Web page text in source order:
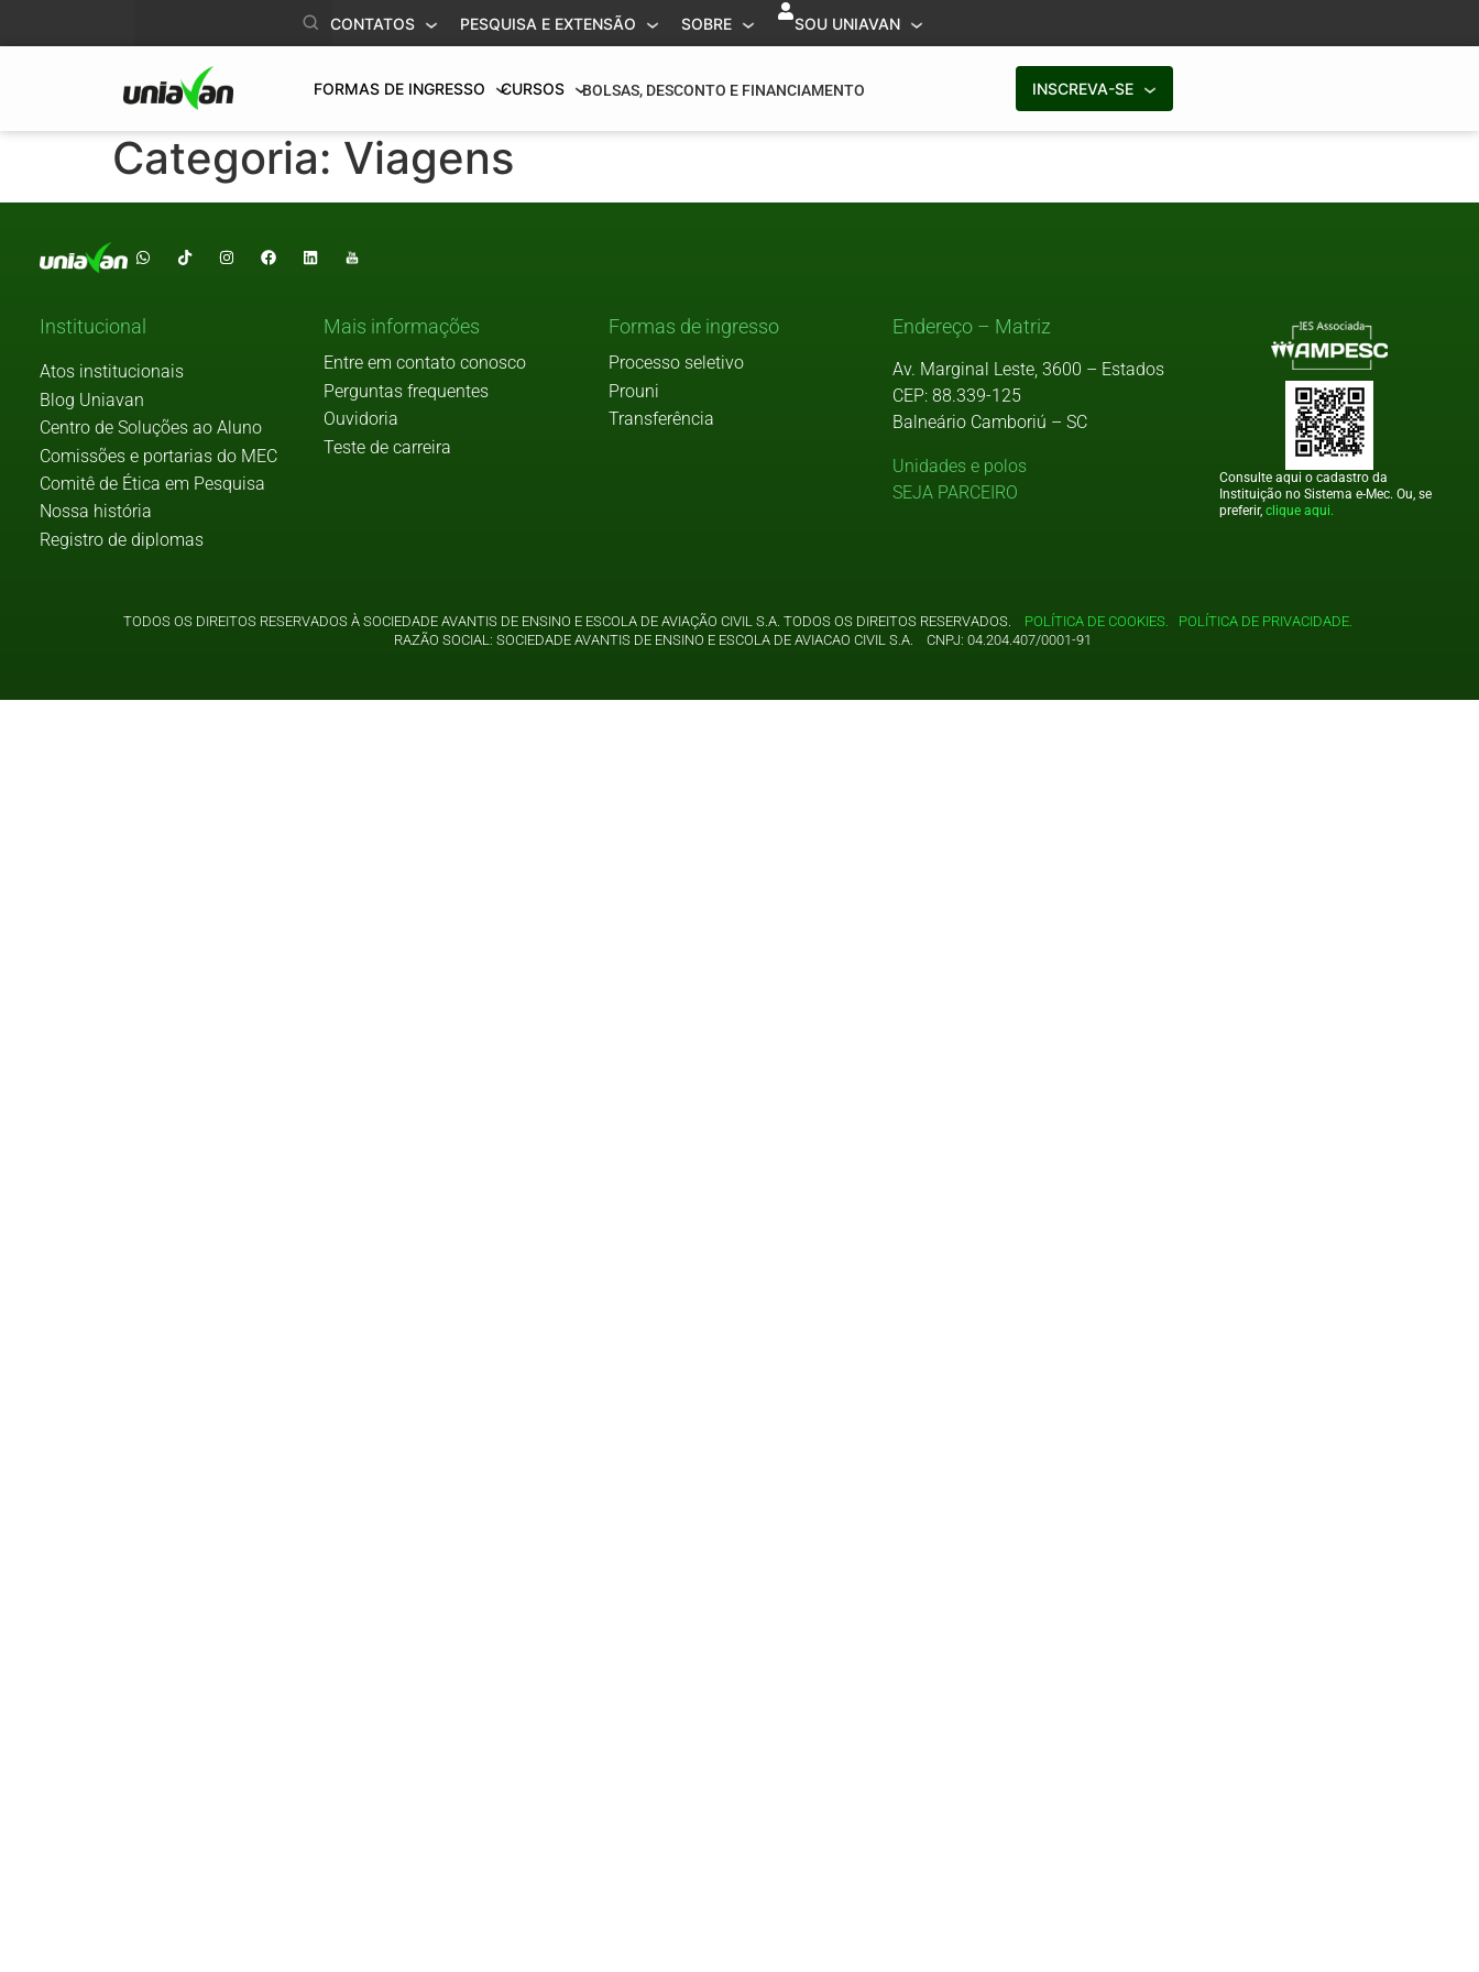
CONTATOS PESQUISA E EXTENSÃO SOBRE SOU UNIAVAN
FORMAS DE INGRESSO CURSOS BOLSAS, DESCONTO E FINANCIAMENTO INSCREVA-SE
Categoria: Viagens
Institucional
Atos institucionais
Blog Uniavan
Centro de Soluções ao Aluno
Comissões e portarias do MEC
Comitê de Ética em Pesquisa
Nossa história
Registro de diplomas
Mais informações
Entre em contato conosco
Perguntas frequentes
Ouvidoria
Teste de carreira
Formas de ingresso
Processo seletivo
Prouni
Transferência
Endereço – Matriz
Av. Marginal Leste, 3600 – Estados
CEP: 88.339-125
Balneário Camboriú – SC
Unidades e polos
SEJA PARCEIRO
Consulte aqui o cadastro da
Instituição no Sistema e-Mec. Ou, se
preferir,clique aqui.
TODOS OS DIREITOS RESERVADOS À SOCIEDADE AVANTIS DE ENSINO E ESCOLA DE AVIAÇÃO CIVIL S.A. TODOS OS DIREITOS RESERVADOS. POLÍTICA DE COOKIES.
POLÍTICA DE PRIVACIDADE.
RAZÃO SOCIAL: SOCIEDADE AVANTIS DE ENSINO E ESCOLA DE AVIACAO CIVIL S.A. CNPJ: 04.204.407/0001-91